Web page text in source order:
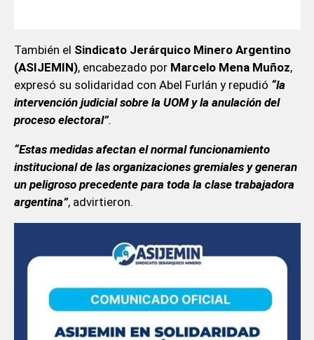
También el Sindicato Jerárquico Minero Argentino
(ASIJEMIN), encabezado por Marcelo Mena Muñoz,
expresó su solidaridad con Abel Furlán y repudió “la
intervención judicial sobre la UOM y la anulación del
proceso electoral”.
“Estas medidas afectan el normal funcionamiento
institucional de las organizaciones gremiales y generan
un peligroso precedente para toda la clase trabajadora
argentina”, advirtieron.